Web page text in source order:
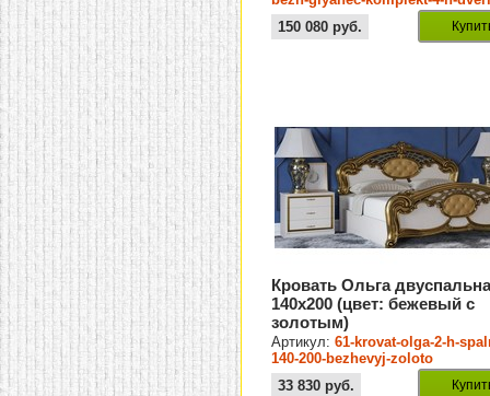
150 080 руб.
Кровать Ольга
140х200 (цвет: бежевый с
золотым)
Артикул:61-krovat-olga-2-h-
140-200-bezhevyj-zoloto
33 830 руб.